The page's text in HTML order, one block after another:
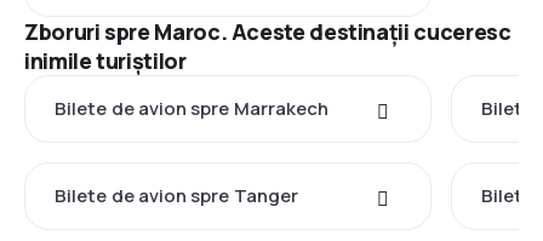
Zboruri spre Maroc. Aceste destinații cuceresc
inimile turiștilor
Bilete de avion spre Marrakech Bilete
Bilete de avion spre Tanger Bilete